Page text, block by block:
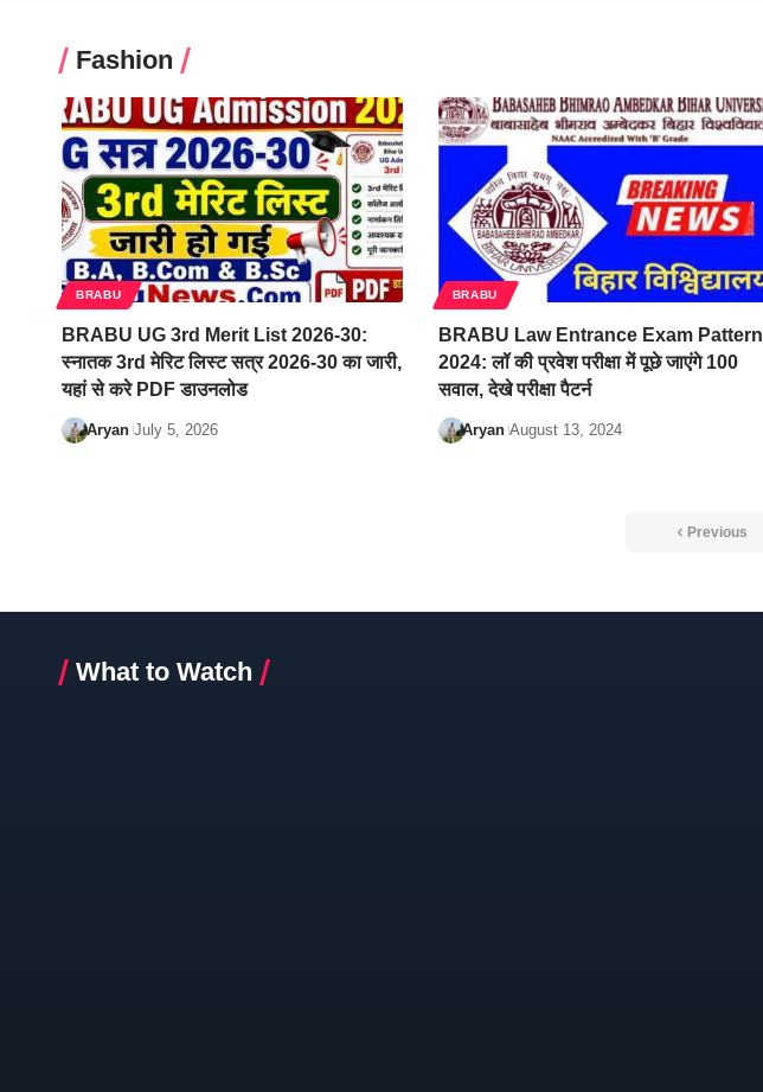
Fashion
BRABU
BRABU UG 3rd Merit List 2026-30:
स्नातक 3rd मेरिट लिस्ट सत्र 2026-30 का जारी,
यहां से करे PDF डाउनलोड
Aryan July 5, 2026
BRABU
BRABU Law Entrance Exam Pattern
2024: लॉ की प्रवेश परीक्षा में पूछे जाएंगे 100
सवाल, देखे परीक्षा पैटर्न
Aryan August 13, 2024
Previous
What to Watch